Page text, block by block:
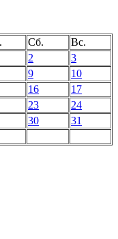
Сб.
Вс.
2
3
9
10
16
17
23
24
30 31